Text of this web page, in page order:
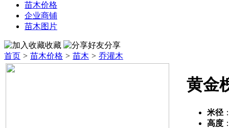
苗木价格
企业商铺
苗木图片
收藏
分享
首页 > 苗木价格 > 苗木 > 乔灌木
黄金
米径
高度